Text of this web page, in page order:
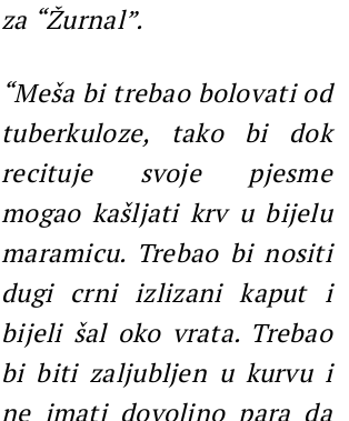
za “Žurnal”.
“Meša bi trebao bolovati od
tuberkuloze, tako bi dok
recituje svoje pjesme
mogao kašljati krv u bijelu
maramicu. Trebao bi nositi
dugi crni izlizani kaput i
bijeli šal oko vrata. Trebao
bi biti zaljubljen u kurvu i
ne imati dovoljno para da